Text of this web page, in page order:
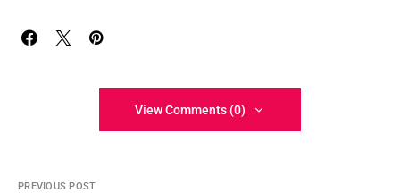
View Comments (0)
PREVIOUS POST